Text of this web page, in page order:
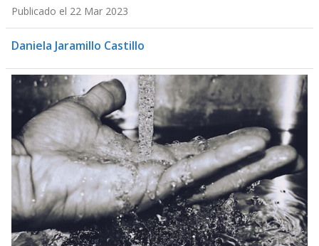
Publicado el 22 Mar 2023
Daniela Jaramillo Castillo